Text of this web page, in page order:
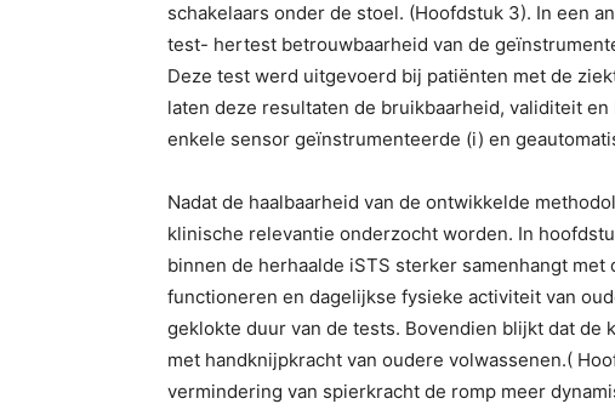
schakelaars onder de stoel. (Hoofdstuk 3). In een
test- hertest betrouwbaarheid van de
Deze test werd uitgevoerd bij patiënten met de
laten deze resultaten de bruikbaarheid, validiteit
enkele sensor geïnstrumenteerde (i) en
Nadat de haalbaarheid van de ontwikkelde
klinische relevantie onderzocht worden. In
binnen de herhaalde iSTS sterker samenhangt
functioneren en dagelijkse fysieke activiteit van
geklokte duur van de tests. Bovendien blijkt dat de
met handknijpkracht van oudere volwassenen.(
vermindering van spierkracht de romp meer